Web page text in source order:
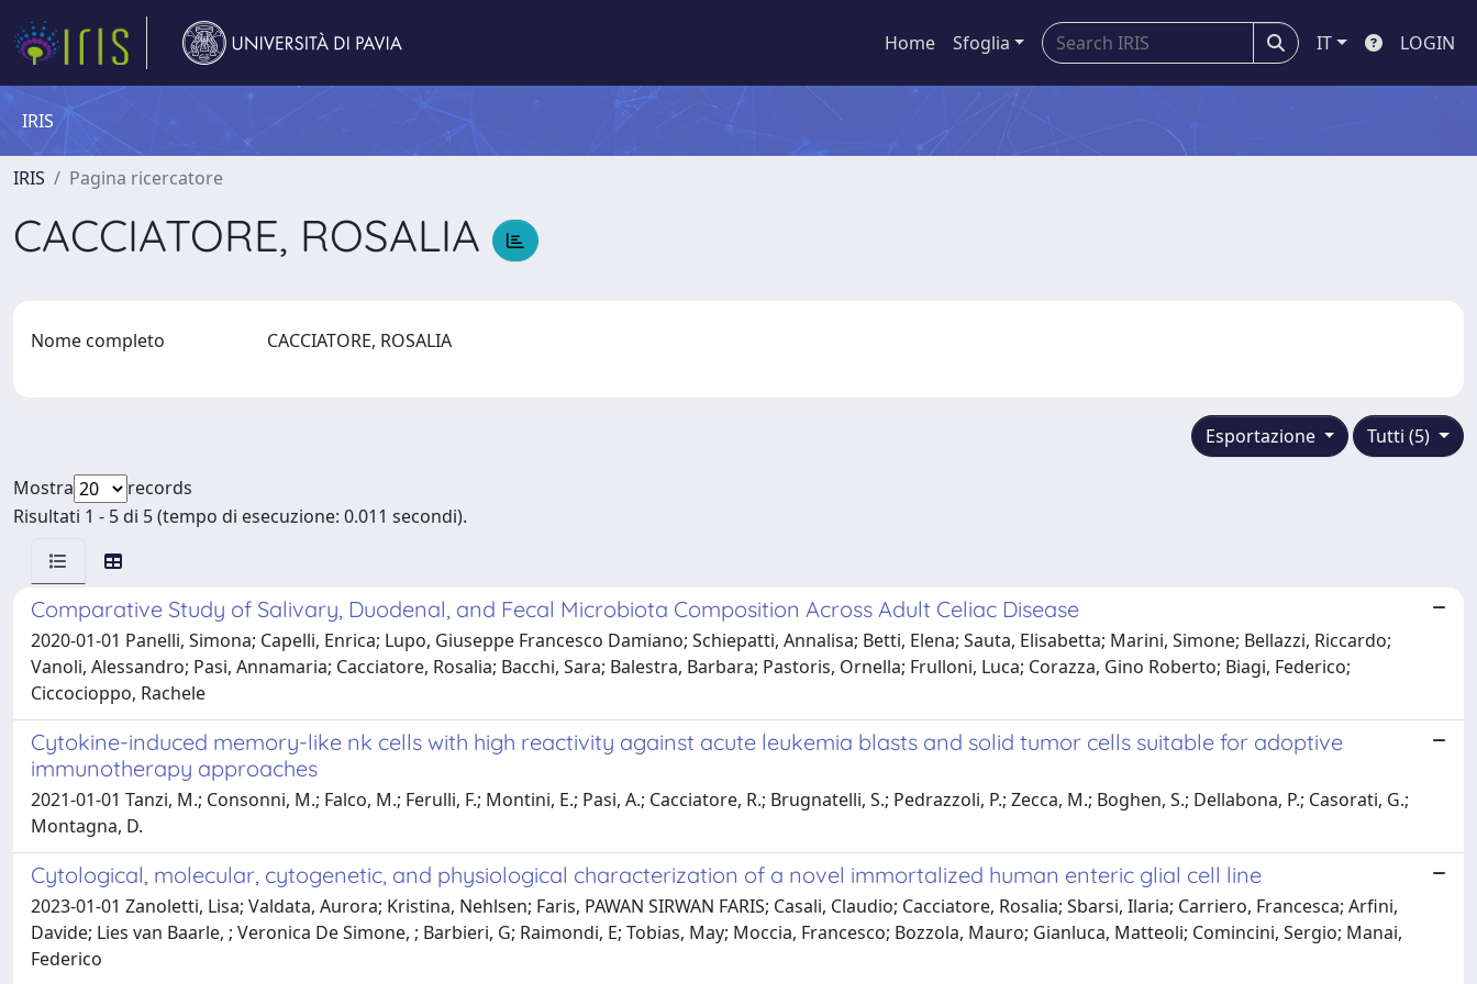
Home Sfoglia IT LOGIN
IRIS
IRIS Pagina ricercatore
CACCIATORE, ROSALIA
Nome completo CACCIATORE, ROSALIA
Tutti (5)
Esportazione
Mostra
records
Risultati 1 - 5 di 5 (tempo di esecuzione: 0.011 secondi).
Comparative Study of Salivary, Duodenal, and Fecal Microbiota Composition Across Adult Celiac Disease
2020-01-01 Panelli, Simona; Capelli, Enrica; Lupo, Giuseppe Francesco Damiano; Schiepatti, Annalisa; Betti, Elena; Sauta, Elisabetta; Marini, Simone; Bellazzi, Riccardo;
Vanoli, Alessandro; Pasi, Annamaria; Cacciatore, Rosalia; Bacchi, Sara; Balestra, Barbara; Pastoris, Ornella; Frulloni, Luca; Corazza, Gino Roberto; Biagi, Federico;
Ciccocioppo, Rachele
Cytokine-induced memory-like nk cells with high reactivity against acute leukemia blasts and solid tumor cells suitable for adoptive
immunotherapy approaches
2021-01-01 Tanzi, M.; Consonni, M.; Falco, M.; Ferulli, F.; Montini, E.; Pasi, A.; Cacciatore, R.; Brugnatelli, S.; Pedrazzoli, P.; Zecca, M.; Boghen, S.; Dellabona, P.; Casorati, G.;
Montagna, D.
Cytological, molecular, cytogenetic, and physiological characterization of a novel immortalized human enteric glial cell line
2023-01-01 Zanoletti, Lisa; Valdata, Aurora; Kristina, Nehlsen; Faris, PAWAN SIRWAN FARIS; Casali, Claudio; Cacciatore, Rosalia; Sbarsi, Ilaria; Carriero, Francesca; Arfini,
Davide; Lies van Baarle, ; Veronica De Simone, ; Barbieri, G; Raimondi, E; Tobias, May; Moccia, Francesco; Bozzola, Mauro; Gianluca, Matteoli; Comincini, Sergio; Manai,
Federico